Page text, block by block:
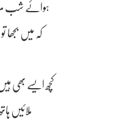
ہوائے شب
کہ میں بجھا
کچھ ایسے بھی
مِلائیں